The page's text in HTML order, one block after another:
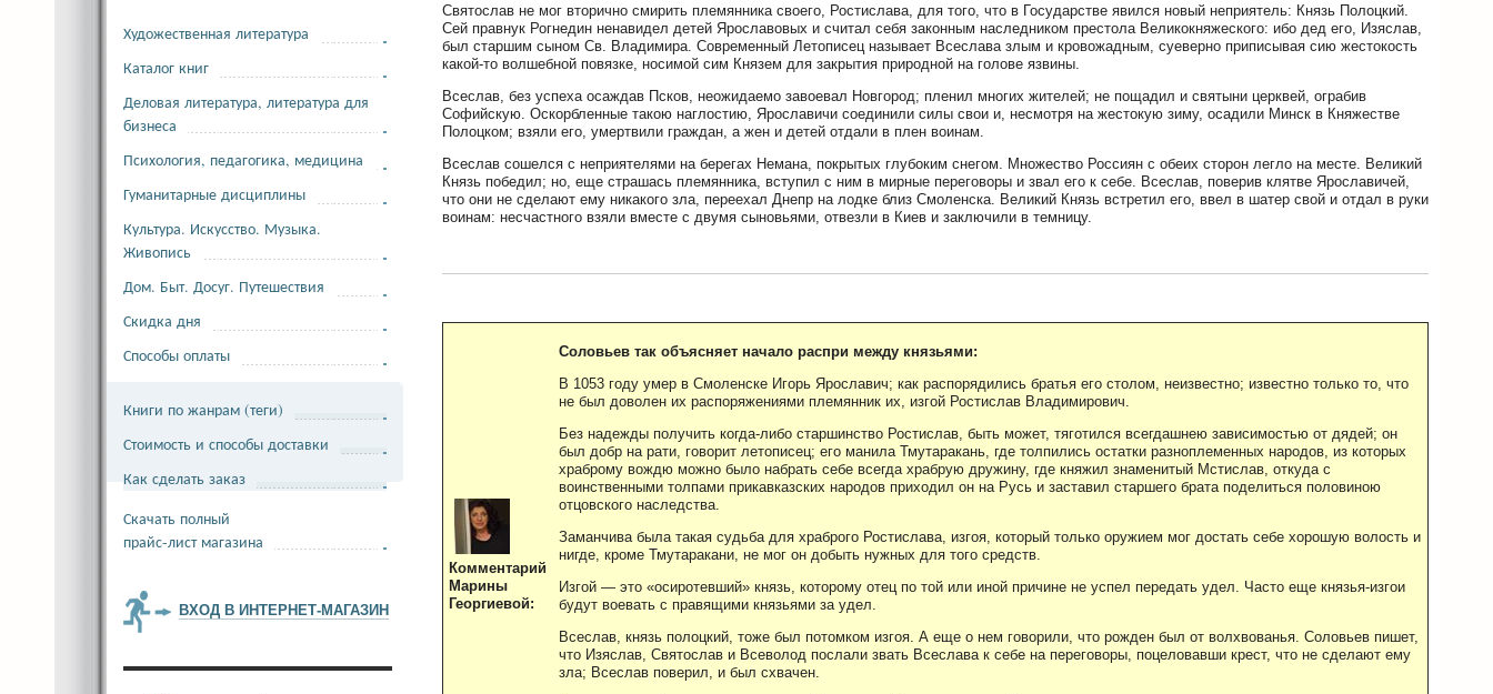
Святослав не мог вторично смирить племянника своего, Ростислава, для того, что в Государстве явился новый неприятель: Князь Полоцкий.
Сей правнук Рогнедин ненавидел детей Ярославовых и считал себя законным наследником престола Великокняжеского: ибо дед его, Изяслав,
был старшим сыном Св. Владимира. Современный Летописец называет Всеслава злым и кровожадным, суеверно приписывая сию жестокость
какой-то волшебной повязке, носимой сим Князем для закрытия природной на голове язвины.
Всеслав, без успеха осаждав Псков, неожидаемо завоевал Новгород; пленил многих жителей; не пощадил и святыни церквей, ограбив
Софийскую. Оскорбленные такою наглостию, Ярославичи соединили силы свои и, несмотря на жестокую зиму, осадили Минск в Княжестве
Полоцком; взяли его, умертвили граждан, а жен и детей отдали в плен воинам.
Всеслав сошелся с неприятелями на берегах Немана, покрытых глубоким снегом. Множество Россиян с обеих сторон легло на месте. Великий
Князь победил; но, еще страшась племянника, вступил с ним в мирные переговоры и звал его к себе. Всеслав, поверив клятве Ярославичей,
что они не сделают ему никакого зла, переехал Днепр на лодке близ Смоленска. Великий Князь встретил его, ввел в шатер свой и отдал в руки
воинам: несчастного взяли вместе с двумя сыновьями, отвезли в Киев и заключили в темницу.
Комментарий
Марины
Георгиевой:
Соловьев так объясняет начало распри между князьями:
В 1053 году умер в Смоленске Игорь Ярославич; как распорядились братья его столом, неизвестно; известно только то, что
не был доволен их распоряжениями племянник их, изгой Ростислав Владимирович.
Без надежды получить когда-либо старшинство Ростислав, быть может, тяготился всегдашнею зависимостью от дядей; он
был добр на рати, говорит летописец; его манила Тмутаракань, где толпились остатки разноплеменных народов, из которых
храброму вождю можно было набрать себе всегда храбрую дружину, где княжил знаменитый Мстислав, откуда с
воинственными толпами прикавказских народов приходил он на Русь и заставил старшего брата поделиться половиною
отцовского наследства.
Заманчива была такая судьба для храброго Ростислава, изгоя, который только оружием мог достать себе хорошую волость и
нигде, кроме Тмутаракани, не мог он добыть нужных для того средств.
Изгой — это «осиротевший» князь, которому отец по той или иной причине не успел передать удел. Часто еще князья-изгои
будут воевать с правящими князьями за удел.
Всеслав, князь полоцкий, тоже был потомком изгоя. А еще о нем говорили, что рожден был от волхвованья. Соловьев пишет,
что Изяслав, Святослав и Всеволод послали звать Всеслава к себе на переговоры, поцеловавши крест, что не сделают ему
зла; Всеслав поверил, и был схвачен.
Художественная литература
Каталог книг
Деловая литература, литература для
бизнеса
Психология, педагогика, медицина
Гуманитарные дисциплины
Культура. Искусство. Музыка.
Живопись
Дом. Быт. Досуг. Путешествия
Скидка дня
Способы оплаты
Книги по жанрам (теги)
Стоимость и способы доставки
Как сделать заказ
Скачать полный
прайс-лист магазина
ВХОД В ИНТЕРНЕТ-МАГАЗИН